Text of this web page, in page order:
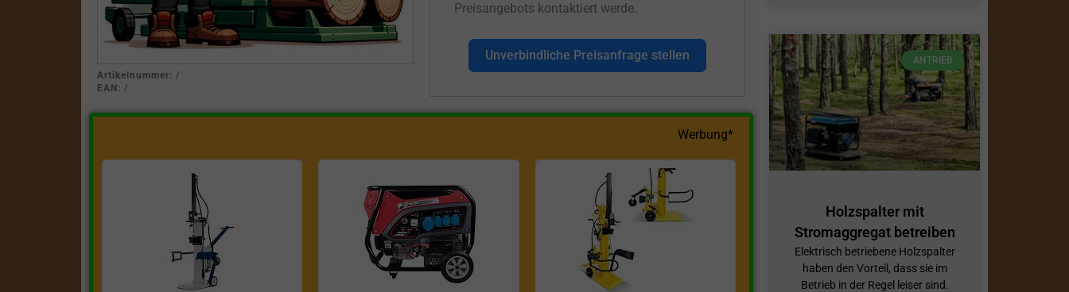
Artikelnummer: /
EAN: /
Preisangebots kontaktiert werde.
Unverbindliche Preisanfrage stellen
Werbung*
ANTRIEB
Holzspalter mit
Stromaggregat betreiben
Elektrisch betriebene Holzspalter
haben den Vorteil, dass sie im
Betrieb in der Regel leiser sind.